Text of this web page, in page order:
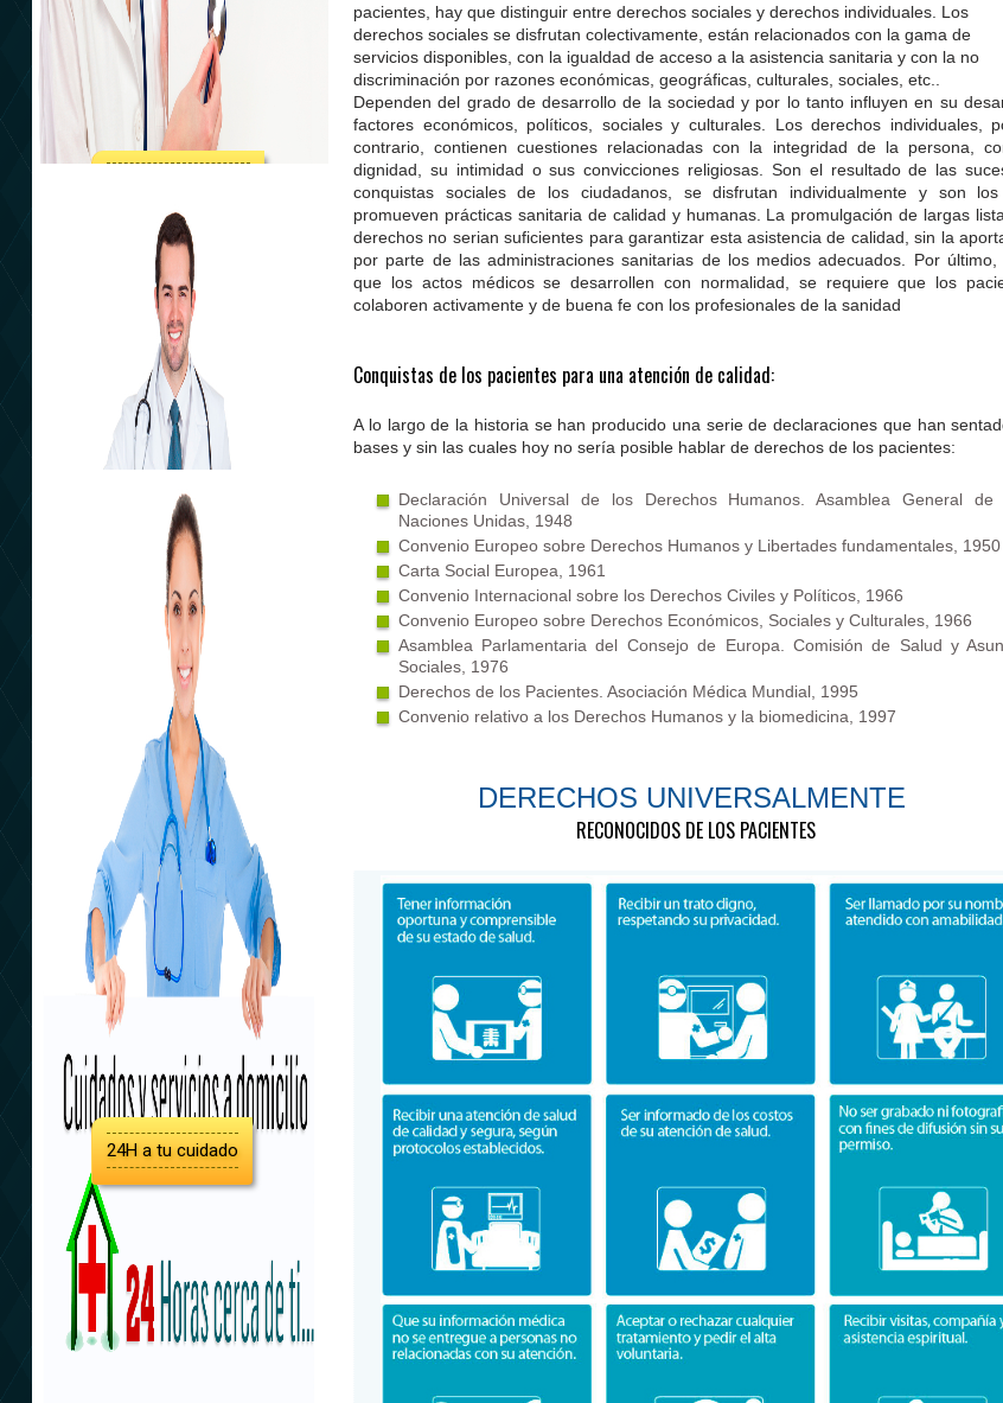
Plan Sanitario
24H a tu cuidado
pacientes, hay que distinguir entre derechos sociales y derechos individuales. Los
derechos sociales se disfrutan colectivamente, están relacionados con la gama de
servicios disponibles, con la igualdad de acceso a la asistencia sanitaria y con la no
discriminación por razones económicas, geográficas, culturales, sociales, etc..
Dependen del grado de desarrollo de la sociedad y por lo tanto influyen en su
factores económicos, políticos, sociales y culturales. Los derechos individuales,
contrario, contienen cuestiones relacionadas con la integridad de la persona,
dignidad, su intimidad o sus convicciones religiosas. Son el resultado de las
conquistas sociales de los ciudadanos, se disfrutan individualmente y son
promueven prácticas sanitaria de calidad y humanas. La promulgación de largas
derechos no serian suficientes para garantizar esta asistencia de calidad, sin la
por parte de las administraciones sanitarias de los medios adecuados. Por último,
que los actos médicos se desarrollen con normalidad, se requiere que los
colaboren activamente y de buena fe con los profesionales de la sanidad
Conquistas de los pacientes para una atención de calidad:
A lo largo de la historia se han producido una serie de declaraciones que han
bases y sin las cuales hoy no sería posible hablar de derechos de los pacientes:
Declaración Universal de los Derechos Humanos. Asamblea General de
Naciones Unidas, 1948
Convenio Europeo sobre Derechos Humanos y Libertades fundamentales, 1950
Carta Social Europea, 1961
Convenio Internacional sobre los Derechos Civiles y Políticos, 1966
Convenio Europeo sobre Derechos Económicos, Sociales y Culturales, 1966
Asamblea Parlamentaria del Consejo de Europa. Comisión de Salud y
Sociales, 1976
Derechos de los Pacientes. Asociación Médica Mundial, 1995
Convenio relativo a los Derechos Humanos y la biomedicina, 1997
DERECHOS UNIVERSALMENTE
RECONOCIDOS DE LOS PACIENTES